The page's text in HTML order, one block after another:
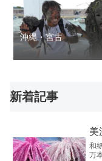
沖縄・宮古
新着記事
美
和
万